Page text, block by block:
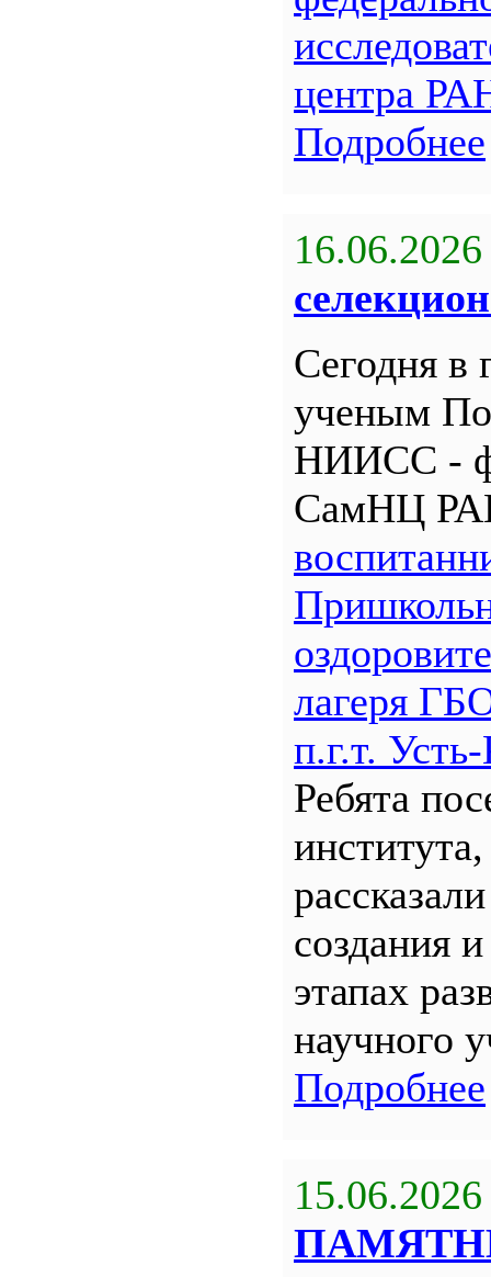
центра
Подробнее
16.06.2026
Сегодня в
ученым
НИИСС -
СамНЦ
лагеря
п.г.т.
Ребята
создания
этапах
научного
Подробнее
15.06.2026